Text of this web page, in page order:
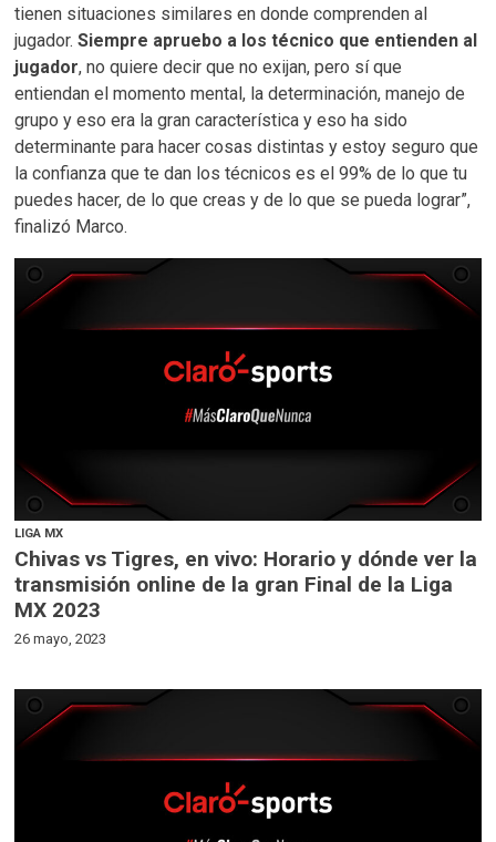
tienen situaciones similares en donde comprenden al
jugador.Siempre apruebo a los técnico que entienden al
jugador, no quiere decir que no exijan, pero sí que
entiendan el momento mental, la determinación, manejo de
grupo y eso era la gran característica y eso ha sido
determinante para hacer cosas distintas y estoy seguro que
la confianza que te dan los técnicos es el 99% de lo que tu
puedes hacer, de lo que creas y de lo que se pueda lograr”,
finalizó Marco.
LIGA MX
Chivas vs Tigres, en vivo: Horario y dónde ver la
transmisión online de la gran Final de la Liga
MX 2023
26 mayo, 2023